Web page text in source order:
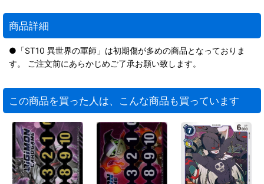
商品詳細
●「ST10 異世界の軍師」は初期傷が多めの商品となっておりま
す。 ご注文前にあらかじめご了承お願い致します。
この商品を買った人は、こんな商品も買っています